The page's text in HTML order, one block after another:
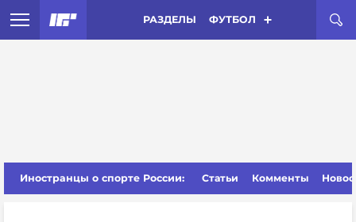
РАЗДЕЛЫ ФУТБОЛ
Иностранцы о спорте России: Статьи Комменты